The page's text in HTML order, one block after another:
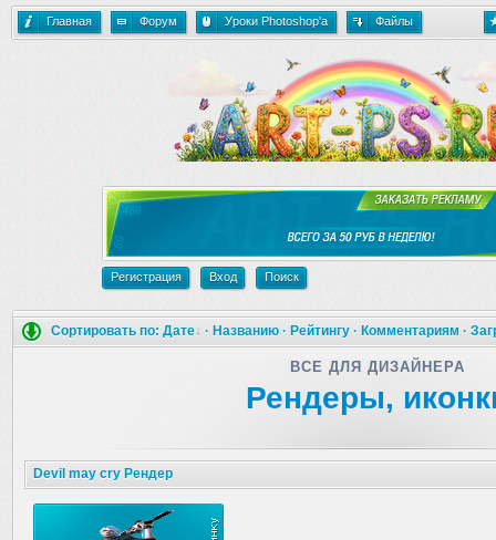
Главная Форум Уроки Photoshop'a Файлы
Регистрация Вход Поиск
Сортировать по: Дате · Названию · Рейтингу · Комментариям ·
ВСЕ ДЛЯ ДИЗАЙНЕРА
Рендеры,
Devil may cry Рендер